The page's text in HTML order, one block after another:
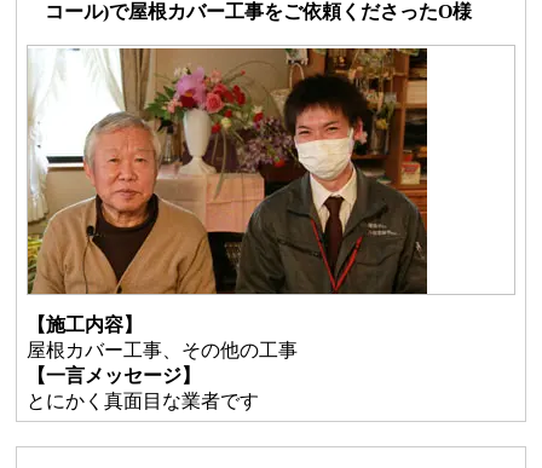
コール)で屋根カバー工事をご依頼くださったO様
【施工内容】
屋根カバー工事、その他の工事
【一言メッセージ】
とにかく真面目な業者です